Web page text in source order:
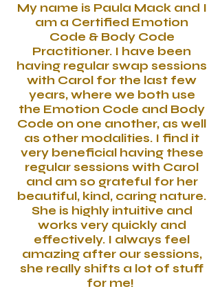
My name is Paula Mack and I
am a Certified Emotion
Code & Body Code
Practitioner. I have been
having regular swap sessions
with Carol for the last few
years, where we both use
the Emotion Code and Body
Code on one another, as well
as other modalities. I find it
very beneficial having these
regular sessions with Carol
and am so grateful for her
beautiful, kind, caring nature.
She is highly intuitive and
works very quickly and
effectively. I always feel
amazing after our sessions,
she really shifts a lot of stuff
for me!